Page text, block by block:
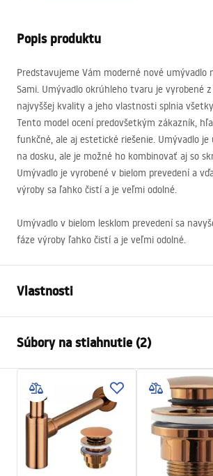
Popis produktu
Predstavujeme Vám moderné nové umývadlo
Sami. Umývadlo okrúhleho tvaru je vyrobené
najvyššej kvality a jeho vlastnosti splnia
Tento model ocení predovšetkým zákazník,
funkčné, ale aj estetické riešenie. Umývadlo
na dosku, ale je možné ho kombinovať aj so
Umývadlo je vyrobené v bielom prevedení a
výroby sa ľahko čistí a je veľmi odolné.
Umývadlo v bielom lesklom prevedení sa
fáze výroby ľahko čistí a je veľmi odolné.
Vlastnosti
Materiál
Farba
Biela
Prevedenie
Lesklý
Dĺžka
360mm
360mm
115mm
Súbory na stiahnutie (2)
Návod na montáž
Basin.pdf
Záručné podmienky
Warranty_Terms_and_Conditions_Basins_-